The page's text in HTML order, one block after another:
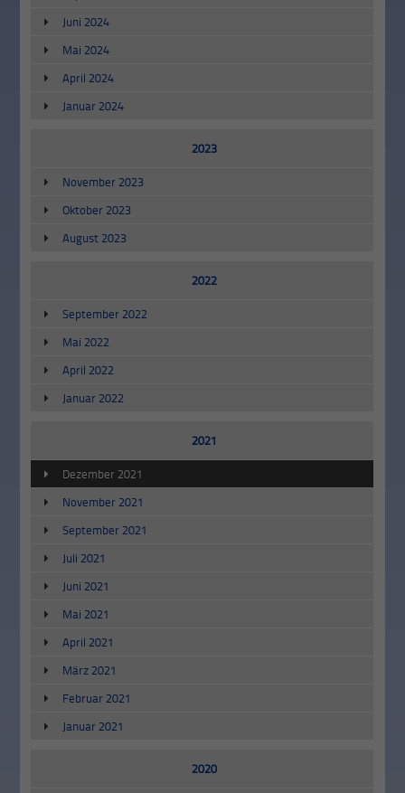
Juni 2024
Mai 2024
April 2024
Januar 2024
2023
November 2023
Oktober 2023
August 2023
2022
September 2022
Mai 2022
April 2022
Januar 2022
2021
Dezember 2021
November 2021
September 2021
Juli 2021
Juni 2021
Mai 2021
April 2021
März 2021
Februar 2021
Januar 2021
2020